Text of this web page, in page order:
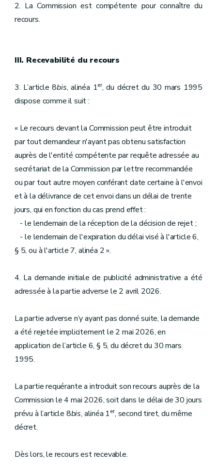
2. La Commission est compétente pour connaître du
recours.
III. Recevabilité du recours
3. L’article 8bis, alinéa 1er, du décret du 30 mars 1995
dispose comme il suit :
« Le recours devant la Commission peut être introduit
par tout demandeur n'ayant pas obtenu satisfaction
auprès de l'entité compétente par requête adressée au
secrétariat de la Commission par lettre recommandée
ou par tout autre moyen conférant date certaine à l'envoi
et à la délivrance de cet envoi dans un délai de trente
jours, qui en fonction du cas prend effet :
- le lendemain de la réception de la décision de rejet ;
- le lendemain de l'expiration du délai visé à l'article 6,
§ 5, ou à l'article 7, alinéa 2 ».
4. La demande initiale de publicité administrative a été
adressée à la partie adverse le 2 avril 2026.
La partie adverse n’y ayant pas donné suite, la demande
a été rejetée implicitement le 2 mai 2026, en
application de l’article 6, § 5, du décret du 30 mars
1995.
La partie requérante a introduit son recours auprès de la
Commission le 4 mai 2026, soit dans le délai de 30 jours
prévu à l’article 8bis, alinéa 1er, second tiret, du même
décret.
Dès lors, le recours est recevable.